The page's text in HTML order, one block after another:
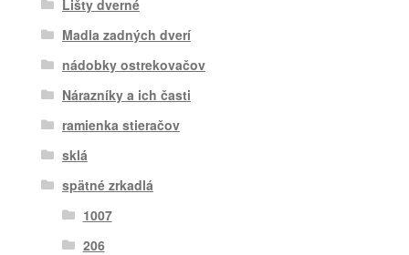
Lišty dverné
Madla zadných dverí
nádobky ostrekovačov
Nárazníky a ich časti
ramienka stieračov
sklá
spätné zrkadlá
1007
206